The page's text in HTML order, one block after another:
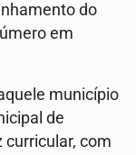
do
em
município
de
com